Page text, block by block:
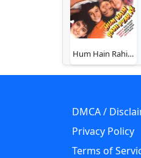
Hum Hain Rahi Pyar Ke
DMCA /
Privacy Policy
Terms of